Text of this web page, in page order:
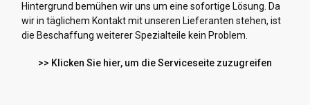
Hintergrund bemühen wir uns um eine sofortige Lösung. Da
wir in täglichem Kontakt mit unseren Lieferanten stehen, ist
die Beschaffung weiterer Spezialteile kein Problem.
>> Klicken Sie hier, um die Serviceseite zuzugreifen